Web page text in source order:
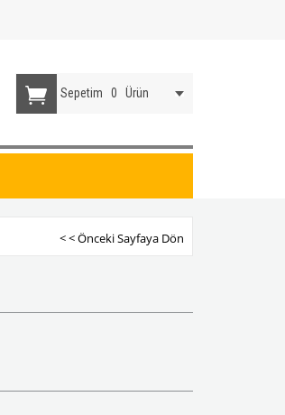
Sepetim 0 Ürün
< < Önceki Sayfaya Dön